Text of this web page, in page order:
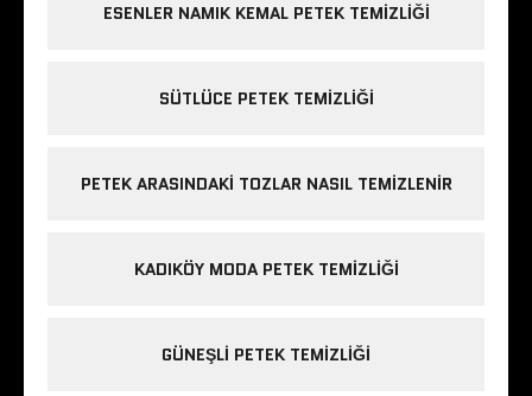
ESENLER NAMIK KEMAL PETEK TEMIZLIĞI
SÜTLÜCE PETEK TEMIZLIĞI
PETEK ARASINDAKI TOZLAR NASIL TEMIZLENIR
KADIKÖY MODA PETEK TEMIZLIĞI
GÜNEŞLI PETEK TEMIZLIĞI